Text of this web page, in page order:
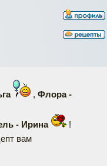
, Флора -
- Ирина
!
вам